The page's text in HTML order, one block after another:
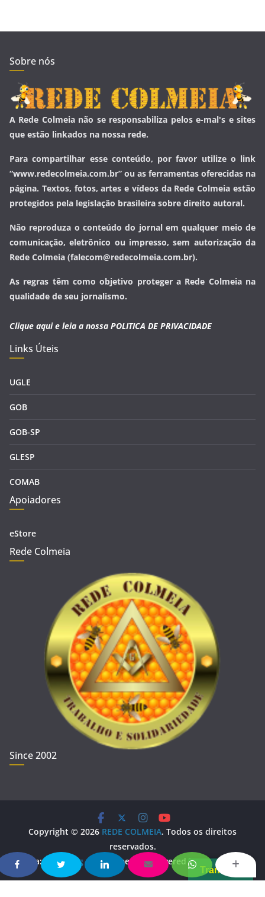
Sobre nós
A Rede Colmeia não se responsabiliza pelos e-mal's e sites
que estão linkados na nossa rede.
Para compartilhar esse conteúdo, por favor utilize o link
“www.redecolmeia.com.br” ou as ferramentas oferecidas na
página. Textos, fotos, artes e vídeos da Rede Colmeia estão
protegidos pela legislação brasileira sobre direito autoral.
Não reproduza o conteúdo do jornal em qualquer meio de
comunicação, eletrônico ou impresso, sem autorização da
Rede Colmeia (falecom@redecolmeia.com.br).
As regras têm como objetivo proteger a Rede Colmeia na
qualidade de seu jornalismo.
Clique aqui e leia a nossa POLITICA DE PRIVACIDADE
Links Úteis
UGLE
GOB
GOB-SP
GLESP
COMAB
Apoiadores
eStore
Rede Colmeia
Since 2002
Copyright © 2026 REDE COLMEIA. Todos os direitos
reservados.
Tema:ColorMagpor ThemeGrill. Powered by WordPress
Translate